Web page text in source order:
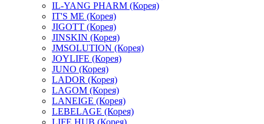
IL-YANG PHARM (Корея)
IT'S ME (Корея)
JIGOTT (Корея)
JINSKIN (Корея)
JMSOLUTION (Корея)
JOYLIFE (Корея)
JUNO (Корея)
LADOR (Корея)
LAGOM (Корея)
LANEIGE (Корея)
LEBELAGE (Корея)
LIFE HUB (Корея)